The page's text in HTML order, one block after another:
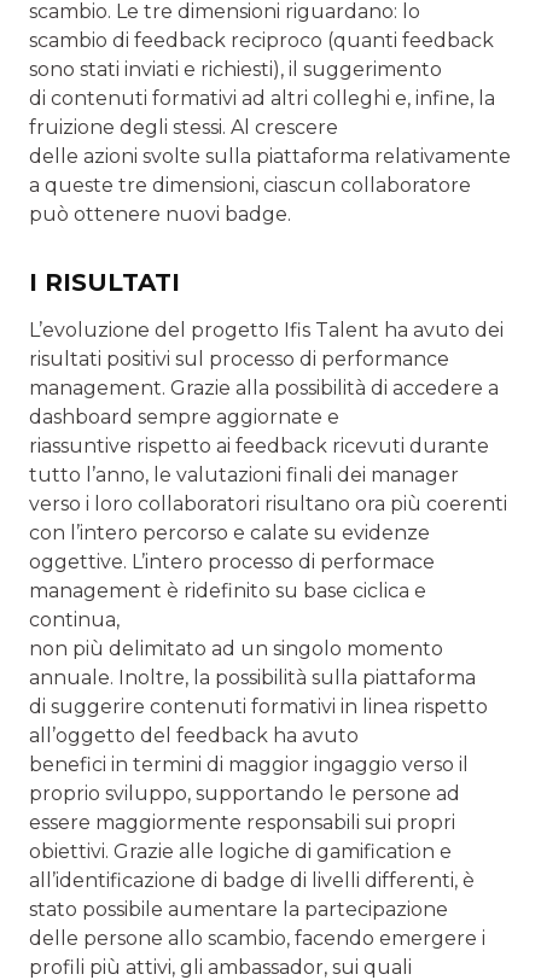
scambio. Le tre dimensioni riguardano: lo
scambio di feedback reciproco (quanti feedback
sono stati inviati e richiesti), il suggerimento
di contenuti formativi ad altri colleghi e, infine, la
fruizione degli stessi. Al crescere
delle azioni svolte sulla piattaforma relativamente
a queste tre dimensioni, ciascun collaboratore
può ottenere nuovi badge.
I RISULTATI
L’evoluzione del progetto Ifis Talent ha avuto dei
risultati positivi sul processo di performance
management. Grazie alla possibilità di accedere a
dashboard sempre aggiornate e
riassuntive rispetto ai feedback ricevuti durante
tutto l’anno, le valutazioni finali dei manager
verso i loro collaboratori risultano ora più coerenti
con l’intero percorso e calate su evidenze
oggettive. L’intero processo di performace
management è ridefinito su base ciclica e
continua,
non più delimitato ad un singolo momento
annuale. Inoltre, la possibilità sulla piattaforma
di suggerire contenuti formativi in linea rispetto
all’oggetto del feedback ha avuto
benefici in termini di maggior ingaggio verso il
proprio sviluppo, supportando le persone ad
essere maggiormente responsabili sui propri
obiettivi. Grazie alle logiche di gamification e
all’identificazione di badge di livelli differenti, è
stato possibile aumentare la partecipazione
delle persone allo scambio, facendo emergere i
profili più attivi, gli ambassador, sui quali